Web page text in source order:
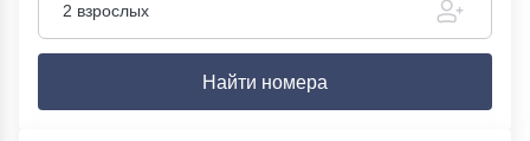
2 взрослых
Найти номера